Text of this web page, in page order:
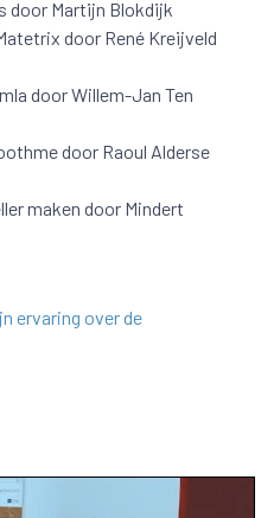
door Martijn Blokdijk
door René Kreijveld
door Willem-Jan Ten
door Raoul Alderse
maken door Mindert
ervaring over de